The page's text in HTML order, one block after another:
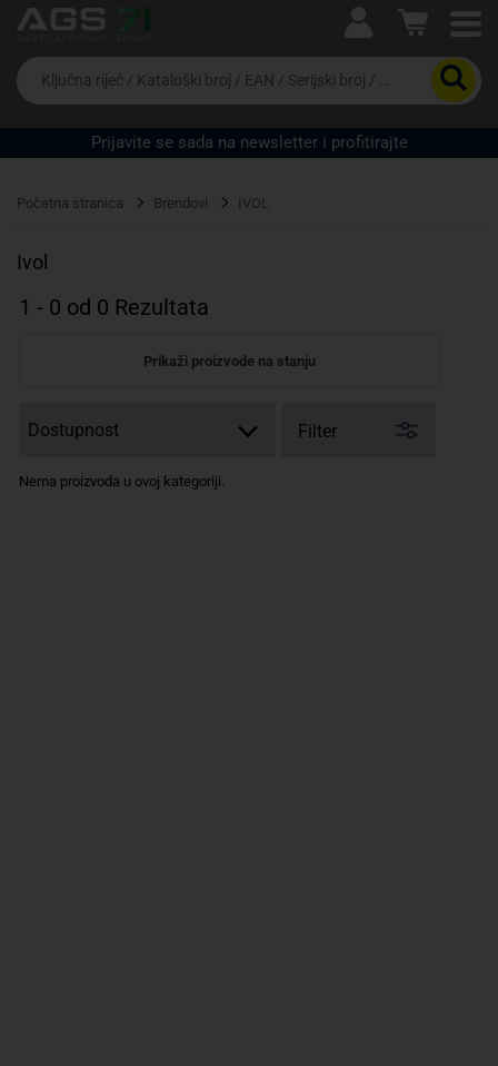
Ova postavka prilagođava asortiman proizvoda i
cijene vašim potrebama.
Da
biste
potražili
proizvod,
unesite
riječ,
EAN
serijski
Prijavite se sada na newsletter i profitirajte
Početna stranica Brendovi IVOL
Ivol
1 - 0 od 0 Rezultata
Prikaži proizvode na stanju
Filter
Nema proizvoda u ovoj kategoriji.